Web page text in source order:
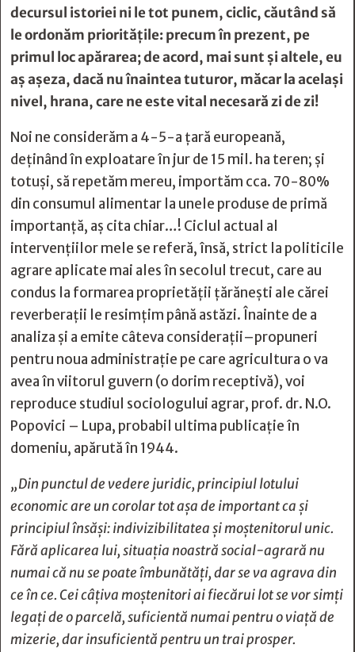
decursul istoriei ni le tot punem, ciclic, căutând să
le ordonăm prioritățile: precum în prezent, pe
primul loc apărarea; de acord, mai sunt și altele, eu
aș așeza, dacă nu înaintea tuturor, măcar la același
nivel, hrana, care ne este vital necesară zi de zi!
Noi ne considerăm a 4-5-a țară europeană,
deținând în exploatare în jur de 15 mil. ha teren; și
totuși, să repetăm mereu, importăm cca. 70-80%
din consumul alimentar la unele produse de primă
importanță, aș cita chiar…! Ciclul actual al
intervențiilor mele se referă, însă, strict la politicile
agrare aplicate mai ales în secolul trecut, care au
condus la formarea proprietății țărănești ale cărei
reverberații le resimțim până astăzi. Înainte de a
analiza și a emite câteva considerații–propuneri
pentru noua administrație pe care agricultura o va
avea în viitorul guvern (o dorim receptivă), voi
reproduce studiul sociologului agrar, prof. dr. N.O.
Popovici – Lupa, probabil ultima publicație în
domeniu, apărută în 1944.
„Din punctul de vedere juridic, principiul lotului
economic are un corolar tot așa de important ca și
principiul însăși: indivizibilitatea și moștenitorul unic.
Fără aplicarea lui, situația noastră social-agrară nu
numai că nu se poate îmbunătăți, dar se va agrava din
ce în ce. Cei câțiva moștenitori ai fiecărui lot se vor simți
legați de o parcelă, suficientă numai pentru o viață de
mizerie, dar insuficientă pentru un trai prosper.